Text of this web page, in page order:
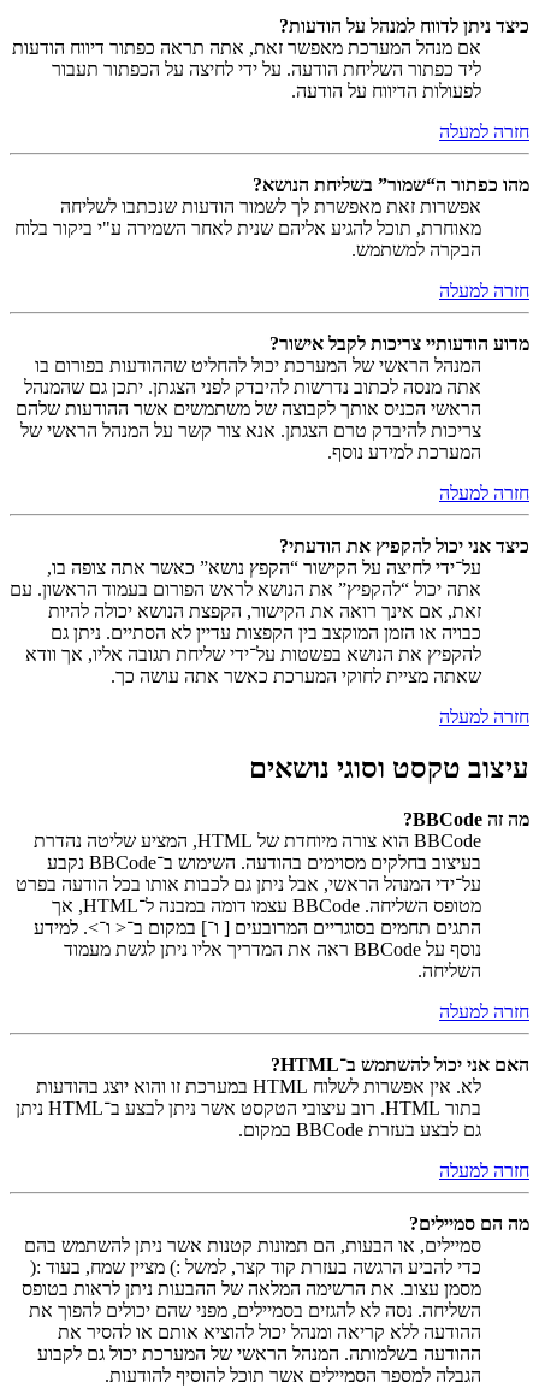
כיצד ניתן לדווח למנהל על הודעות?
אם מנהל המערכת מאפשר זאת, אתה תראה כפתור דיווח הודעות
ליד כפתור השליחת הודעה. על ידי לחיצה על הכפתור תעבור
לפעולות הדיווח על הודעה.
חזרה למעלה
מהו כפתור ה“שמור” בשליחת הנושא?
אפשרות זאת מאפשרת לך לשמור הודעות שנכתבו לשליחה
מאוחרת, תוכל להגיע אליהם שנית לאחר השמירה ע"י ביקור בלוח
הבקרה למשתמש.
חזרה למעלה
מדוע הודעותיי צריכות לקבל אישור?
המנהל הראשי של המערכת יכול להחליט שההודעות בפורום בו
אתה מנסה לכתוב נדרשות להיבדק לפני הצגתן. יתכן גם שהמנהל
הראשי הכניס אותך לקבוצה של משתמשים אשר ההודעות שלהם
צריכות להיבדק טרם הצגתן. אנא צור קשר על המנהל הראשי של
המערכת למידע נוסף.
חזרה למעלה
כיצד אני יכול להקפיץ את הודעתי?
על־ידי לחיצה על הקישור “הקפץ נושא” כאשר אתה צופה בו,
אתה יכול “להקפיץ” את הנושא לראש הפורום בעמוד הראשון. עם
זאת, אם אינך רואה את הקישור, הקפצת הנושא יכולה להיות
כבויה או הזמן המוקצב בין הקפצות עדיין לא הסתיים. ניתן גם
להקפיץ את הנושא בפשטות על־ידי שליחת תגובה אליו, אך וודא
שאתה מציית לחוקי המערכת כאשר אתה עושה כך.
חזרה למעלה
עיצוב טקסט וסוגי נושאים
מה זה BBCode?
BBCode הוא צורה מיוחדת של HTML, המציע שליטה נהדרת
בעיצוב בחלקים מסוימים בהודעה. השימוש ב־BBCode נקבע
על־ידי המנהל הראשי, אבל ניתן גם לכבות אותו בכל הודעה בפרט
מטופס השליחה. BBCode עצמו דומה במבנה ל־HTML, אך
התגים תחמים בסוגריים המרובעים [ ו־] במקום ב־< ו־>. למידע
נוסף על BBCode ראה את המדריך אליו ניתן לגשת מעמוד
השליחה.
חזרה למעלה
האם אני יכול להשתמש ב־HTML?
לא. אין אפשרות לשלוח HTML במערכת זו והוא יוצג בהודעות
בתור HTML. רוב עיצובי הטקסט אשר ניתן לבצע ב־HTML ניתן
גם לבצע בעזרת BBCode במקום.
חזרה למעלה
מה הם סמיילים?
סמיילים, או הבעות, הם תמונות קטנות אשר ניתן להשתמש בהם
כדי להביע הרגשה בעזרת קוד קצר, למשל :) מציין שמח, בעוד :(
מסמן עצוב. את הרשימה המלאה של ההבעות ניתן לראות בטופס
השליחה. נסה לא להגזים בסמיילים, מפני שהם יכולים להפוך את
ההודעה ללא קריאה ומנהל יכול להוציא אותם או להסיר את
ההודעה בשלמותה. המנהל הראשי של המערכת יכול גם לקבוע
הגבלה למספר הסמיילים אשר תוכל להוסיף להודעות.